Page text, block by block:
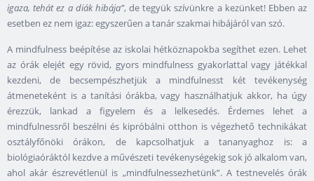
igaza, tehát ez a diák hibája”, de tegyük szívünkre a kezünket! Ebben az
esetben ez nem igaz: egyszerűen a tanár szakmai hibájáról van szó.
A mindfulness beépítése az iskolai hétköznapokba segíthet ezen. Lehet
az órák elejét egy rövid, gyors mindfulness gyakorlattal vagy játékkal
kezdeni, de becsempészhetjük a mindfulnesst két tevékenység
átmeneteként is a tanítási órákba, vagy használhatjuk akkor, ha úgy
érezzük, lankad a figyelem és a lelkesedés. Érdemes lehet a
mindfulnessről beszélni és kipróbálni otthon is végezhető technikákat
osztályfőnöki órákon, de kapcsolhatjuk a tananyaghoz is: a
biológiaóráktól kezdve a művészeti tevékenységekig sok jó alkalom van,
ahol akár észrevétlenül is „mindfulnessezhetünk”. A testnevelés órák